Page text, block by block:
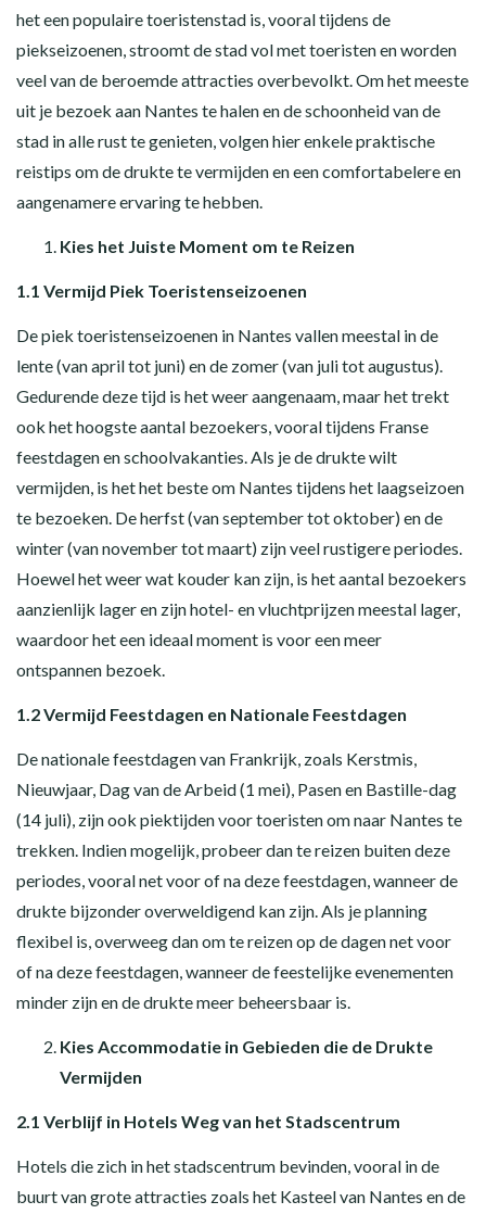
het een populaire toeristenstad is, vooral tijdens de
piekseizoenen, stroomt de stad vol met toeristen en worden
veel van de beroemde attracties overbevolkt. Om het meeste
uit je bezoek aan Nantes te halen en de schoonheid van de
stad in alle rust te genieten, volgen hier enkele praktische
reistips om de drukte te vermijden en een comfortabelere en
aangenamere ervaring te hebben.
Kies het Juiste Moment om te Reizen
1.1 Vermijd Piek Toeristenseizoenen
De piek toeristenseizoenen in Nantes vallen meestal in de
lente (van april tot juni) en de zomer (van juli tot augustus).
Gedurende deze tijd is het weer aangenaam, maar het trekt
ook het hoogste aantal bezoekers, vooral tijdens Franse
feestdagen en schoolvakanties. Als je de drukte wilt
vermijden, is het het beste om Nantes tijdens het laagseizoen
te bezoeken. De herfst (van september tot oktober) en de
winter (van november tot maart) zijn veel rustigere periodes.
Hoewel het weer wat kouder kan zijn, is het aantal bezoekers
aanzienlijk lager en zijn hotel- en vluchtprijzen meestal lager,
waardoor het een ideaal moment is voor een meer
ontspannen bezoek.
1.2 Vermijd Feestdagen en Nationale Feestdagen
De nationale feestdagen van Frankrijk, zoals Kerstmis,
Nieuwjaar, Dag van de Arbeid (1 mei), Pasen en Bastille-dag
(14 juli), zijn ook piektijden voor toeristen om naar Nantes te
trekken. Indien mogelijk, probeer dan te reizen buiten deze
periodes, vooral net voor of na deze feestdagen, wanneer de
drukte bijzonder overweldigend kan zijn. Als je planning
flexibel is, overweeg dan om te reizen op de dagen net voor
of na deze feestdagen, wanneer de feestelijke evenementen
minder zijn en de drukte meer beheersbaar is.
Kies Accommodatie in Gebieden die de Drukte
Vermijden
2.1 Verblijf in Hotels Weg van het Stadscentrum
Hotels die zich in het stadscentrum bevinden, vooral in de
buurt van grote attracties zoals het Kasteel van Nantes en de